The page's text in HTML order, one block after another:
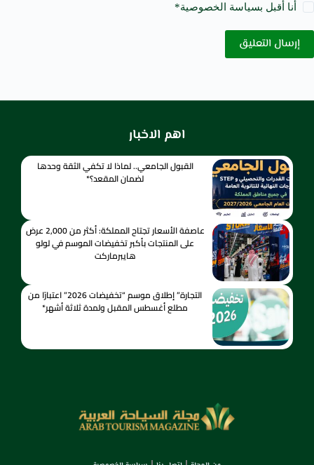
أنا أقبل بسياسة الخصوصية*
إرسال التعليق
اهم الاخبار
القبول الجامعي.. لماذا لا تكفي الثقة وحدها
لضمان المقعد؟*
عاصفة الأسعار تجتاح المملكة: أكثر من 2,000 عرض
على المنتجات بأكبر تخفيضات الموسم في لولو
هايبرماركت
التجارة” إطلاق موسم “تخفيضات 2026” اعتبارًا من
مطلع أغسطس المقبل ولمدة ثلاثة أشهر*